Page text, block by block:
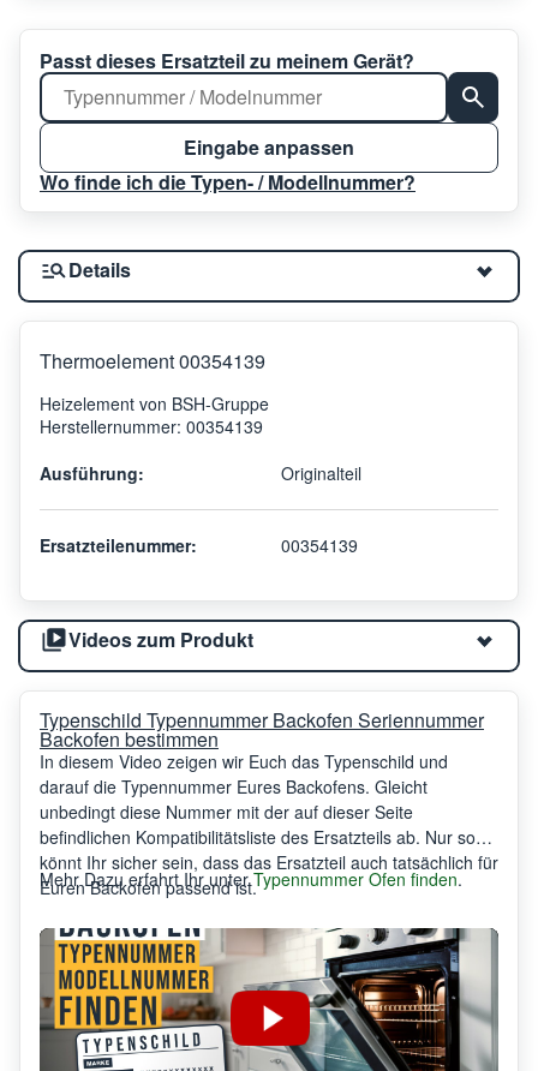
Passt dieses Ersatzteil zu meinem Gerät?
Eingabe anpassen
Wo finde ich die Typen- / Modellnummer?
Details
Thermoelement 00354139
Heizelement von BSH-Gruppe
Herstellernummer: 00354139
Ausführung:
Originalteil
Ersatzteilenummer: 00354139
Videos zum Produkt
Typenschild Typennummer Backofen Seriennummer
Backofen bestimmen
In diesem Video zeigen wir Euch das Typenschild und
darauf die Typennummer Eures Backofens. Gleicht
unbedingt diese Nummer mit der auf dieser Seite
befindlichen Kompatibilitätsliste des Ersatzteils ab. Nur so
könnt Ihr sicher sein, dass das Ersatzteil auch tatsächlich für
Euren Backofen passend ist.
Mehr Dazu erfahrt Ihr unterTypennummer Ofen finden.